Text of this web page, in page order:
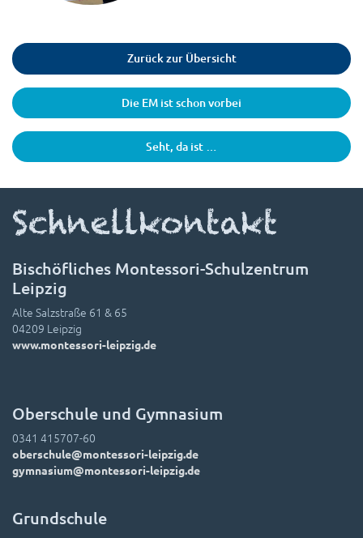
Zurück zur Übersicht
Die EM ist schon vorbei
Seht, da ist …
Schnellkontakt
Bischöfliches Montessori-Schulzentrum
Leipzig
Alte Salzstraße 61 & 65
04209 Leipzig
www.montessori-leipzig.de
Oberschule und Gymnasium
0341 415707-60
oberschule@montessori-leipzig.de
gymnasium@montessori-leipzig.de
Grundschule